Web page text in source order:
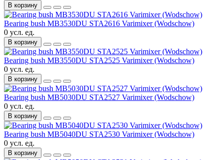
В корзину
Bearing bush MB3530DU STA2616 Varimixer (Wodschow)
0 усл. ед.
В корзину
Bearing bush MB3550DU STA2525 Varimixer (Wodschow)
0 усл. ед.
В корзину
Bearing bush MB5030DU STA2527 Varimixer (Wodschow)
0 усл. ед.
В корзину
Bearing bush MB5040DU STA2530 Varimixer (Wodschow)
0 усл. ед.
В корзину